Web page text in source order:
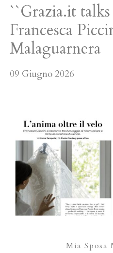
``Grazia.it
Francesca
Malaguarnera
09 Giugno 2026
Mia Sposa